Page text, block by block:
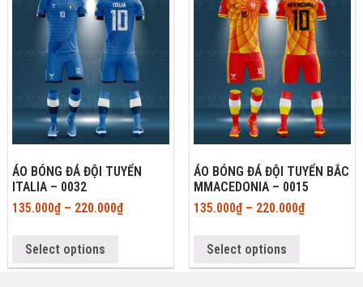
ÁO BÓNG ĐÁ ĐỘI TUYỂN
ITALIA – 0032
135.000₫– 220.000₫
Select options
ÁO BÓNG ĐÁ ĐỘI TUYỂN BẮC
MMACEDONIA – 0015
135.000₫– 220.000₫
Select options